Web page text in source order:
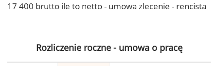
17 400 brutto ile to netto - umowa zlecenie - rencista
Rozliczenie roczne - umowa o pracę